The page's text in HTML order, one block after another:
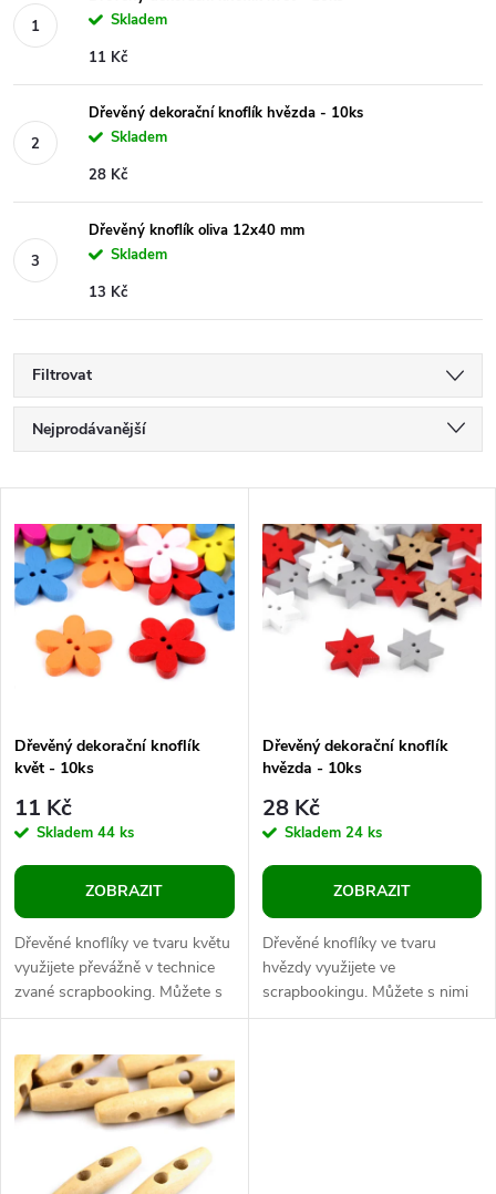
Skladem
11 Kč
Dřevěný dekorační knoflík hvězda - 10ks
Skladem
28 Kč
Dřevěný knoflík oliva 12x40 mm
Skladem
13 Kč
Filtrovat
Ř
a
z
e
n
p
r
o
d
u
k
t
Nejprodávanější
Abecedně
V
ý
p
s
p
r
o
d
u
k
t
Dřevěný dekorační knoflík
květ - 10ks
11 Kč
Skladem 44 ks
ZOBRAZIT
Dřevěné knoflíky ve tvaru květu
využijete převážně v technice
zvané scrapbooking. Můžete s
nimi ozdobit rámečky, přáníčka,
Dřevěný dekorační knoflík
hvězda - 10ks
28 Kč
Skladem 24 ks
ZOBRAZIT
Dřevěné knoflíky ve tvaru
hvězdy využijete ve
scrapbookingu. Můžete s nimi
ozdobit rámečky, přáníčka,